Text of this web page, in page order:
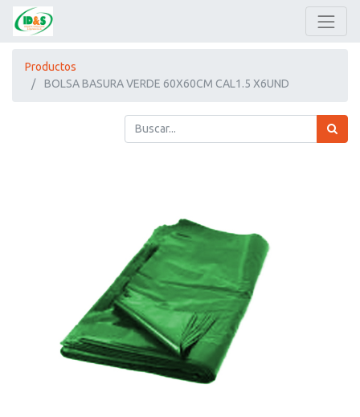
Productos
BOLSA BASURA VERDE 60X60CM CAL1.5 X6UND